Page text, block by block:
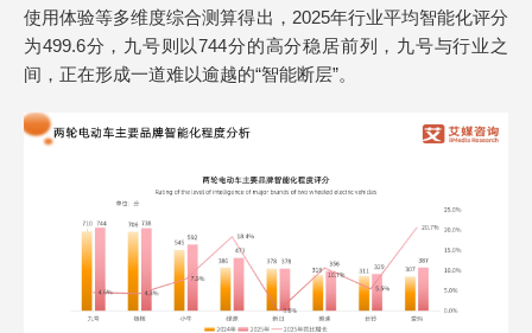
使用体验等多维度综合测算得出，2025年行业平均智能化评分
为499.6分，九号则以744分的高分稳居前列，九号与行业之
间，正在形成一道难以逾越的“智能断层”。